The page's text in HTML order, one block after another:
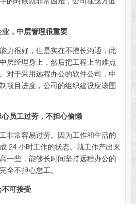
，中层管理很重要
很好，但是实在不擅长沟通，此
层经理身上，然后把工程上的难点
对于采用远程办公的软件公司，中
项目进度，公司的组织建设应该围
员工过劳，不担心偷懒
常容易过劳。因为工作和生活的
24 小时工作的状态。就工作产出来
一些，能够长时间坚持远程办公的
全不担心怠工。
可接受